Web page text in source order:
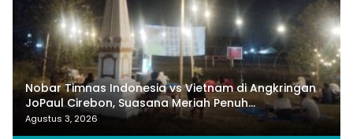
Nobar Timnas Indonesia vs Vietnam di Angkringan
JoPaul Cirebon, Suasana Meriah Penuh
Nasionalisme
Agustus 3, 2026